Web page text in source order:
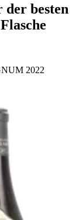
der besten
2022